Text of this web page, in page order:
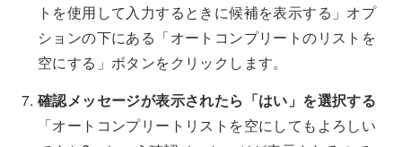
トを使用して入力するときに候補を表示する」オプ
ションの下にある「オートコンプリートのリストを
空にする」ボタンをクリックします。
確認メッセージが表示されたら「はい」を選択する
「オートコンプリートリストを空にしてもよろしい